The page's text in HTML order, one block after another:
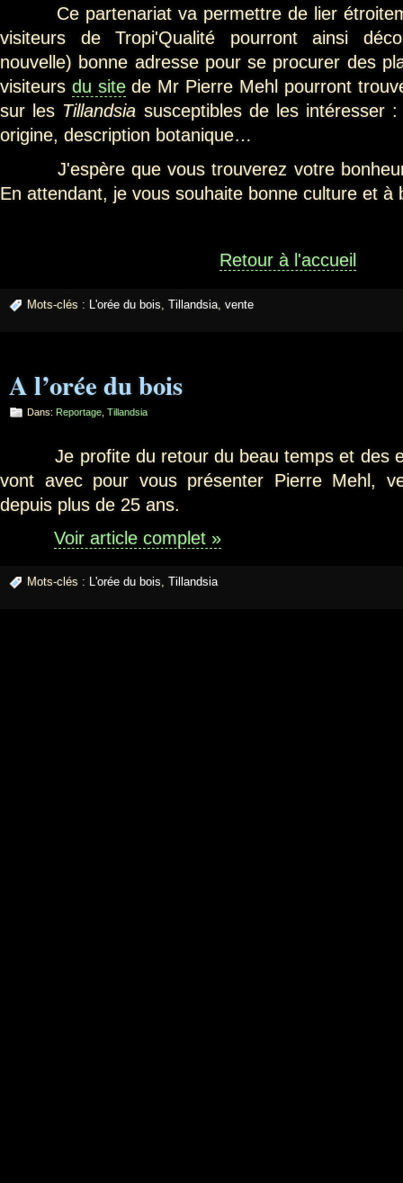
Ce partenariat va permettre de lier
visiteurs de Tropi'Qualité pourront ainsi
nouvelle) bonne adresse pour se procurer des
visiteurs du sitede Mr Pierre Mehl pourront
sur les Tillandsia susceptibles de les intéresser
origine, description botanique…
J'espère que vous trouverez votre bonheur
En attendant, je vous souhaite bonne culture et à
Retour à l'accueil
Mots-clés : L'orée du bois Tillandsia vente
A l’orée du bois
Dans: Reportage Tillandsia
Je profite du retour du beau temps et des
vont avec pour vous présenter Pierre Mehl,
depuis plus de 25 ans.
Voir article complet »
Mots-clés : L'orée du bois, Tillandsia